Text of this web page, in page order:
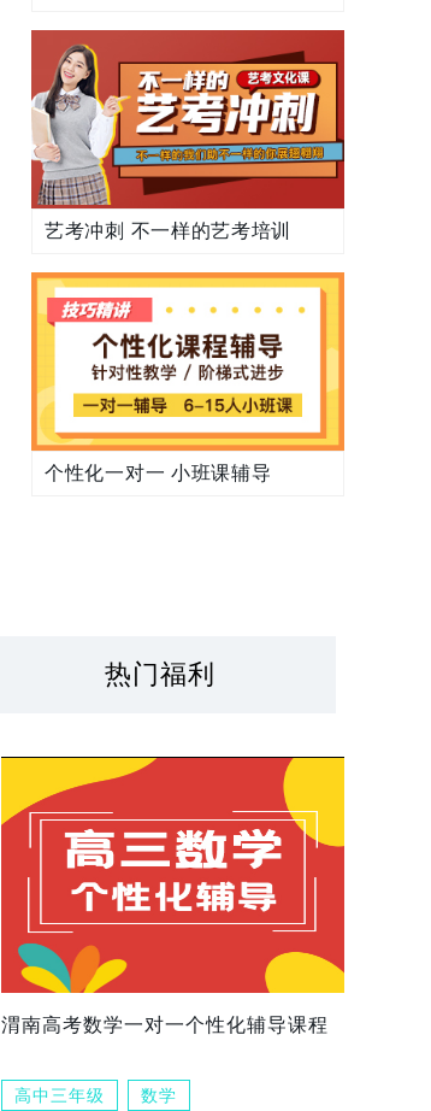
艺考冲刺 不一样的艺考培训
个性化一对一 小班课辅导
热门福利
渭南高考数学一对一个性化辅导课程
高中三年级 数学